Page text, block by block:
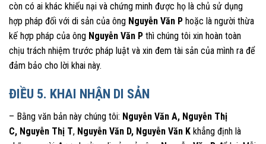
còn có ai khác khiếu nại và chứng minh được họ là chủ sử dụng
hợp pháp đối với di sản của ông Nguyễn Văn P hoặc là người thừa
kế hợp pháp của ông Nguyễn Văn P thì chúng tôi xin hoàn toàn
chịu trách nhiệm trước pháp luật và xin đem tài sản của mình ra để
đảm bảo cho lời khai này.
ĐIỀU 5. KHAI NHẬN DI SẢN
– Bằng văn bản này chúng tôi: Nguyễn Văn A, Nguyễn Thị
C, Nguyễn Thị T, Nguyễn Văn D, Nguyễn Văn K khẳng định là